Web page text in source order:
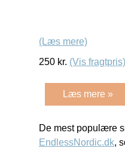
(Læs mere)
250 kr. (Vis fragtpris)
Læs mere »
De mest populære
EndlessNordic.dk,